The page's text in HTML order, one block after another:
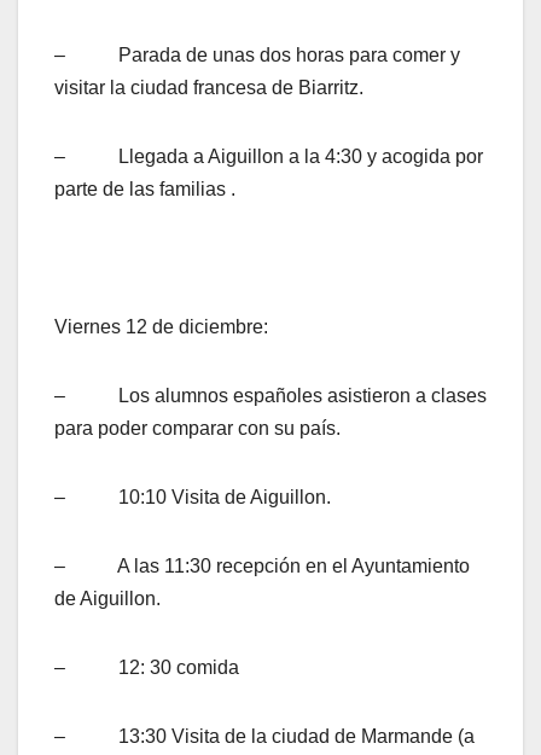
– Parada de unas dos horas para comer y
visitar la ciudad francesa de Biarritz.
– Llegada a Aiguillon a la 4:30 y acogida por
parte de las familias .
Viernes 12 de diciembre:
– Los alumnos españoles asistieron a clases
para poder comparar con su país.
– 10:10 Visita de Aiguillon.
– A las 11:30 recepción en el Ayuntamiento
de Aiguillon.
– 12: 30 comida
– 13:30 Visita de la ciudad de Marmande (a